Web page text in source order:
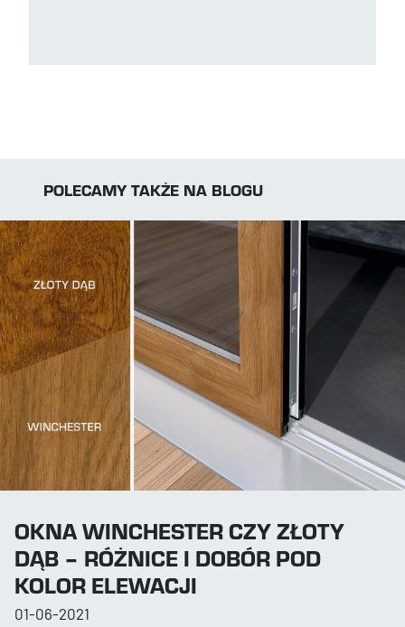
POLECAMY TAKŻE NA BLOGU
OKNA WINCHESTER CZY ZŁOTY
DĄB – RÓŻNICE I DOBÓR POD
KOLOR ELEWACJI
01-06-2021